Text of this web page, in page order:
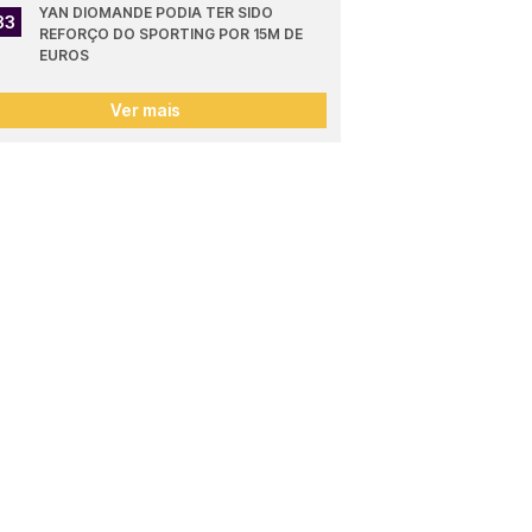
YAN DIOMANDE PODIA TER SIDO
REFORÇO DO SPORTING POR 15M DE
EUROS
Ver mais